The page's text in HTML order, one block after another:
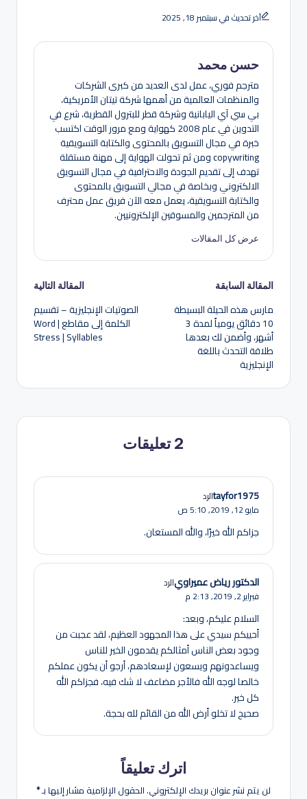
آخر تحديث في سبتمبر 18, 2025
حسن محمد
مترجم فوري، عمل لدى العديد من كبرى الشركات
والمنظمات العالمية من أهمها شركة تيتان الأمريكية،
بي سي آي اليابانية وشركة قطر للبترول القطرية، شرع في
التدوين في عام 2008 كهواية ومع مرور الوقت اكتسب
خبرة في مجال التسويق بالمحتوى والكتابة التسويقية
copywriting ومن ثم تحولت الهواية إلى مهنة مستقلة
تهدف إلى تقديم الجودة والاحترافية في مجال التسويق
الالكتروني وبخاصة في مجالي التسويق بالمحتوى
والكتابة التسويقية، يعمل معه الآن فريق عمل محترف
من المترجمين والمسوقين الإلكترونيين.
عرض كل المقالات
تصفّح
المقالات
المقالة السابقة
مارس هذه الحيلة البسيطة
10 دقائق يومياً لمدة 3
أشهر، وأضمن لك بعدها
طلاقة التحدث باللغة
الإنجليزية
المقالة التالية
الصوتيات الإنجليزية – تقسيم
الكلمة إلى مقاطع | Word
Stress | Syllables
2 تعليقات
tayfor1975الرد
مايو 12, 2019,
5:10 ص
جزاكم الله خيرًا، والله المستعان.
الدكتور رياض عميراويالرد
فبراير 2, 2019,
2:13 م
السلام عليكم، وبعد:
أحييكم سيدي على هذا المجهود العظيم، لقد عجبت من
وجود بعض الناس أمثالكم يقدمون الخير للناس
ويساعدونهم ويسعون لإسعادهم، أرجو أن يكون عملكم
خالصا لوجه الله فالأجر مضاعف لا شك فيه، فجزاكم الله
كل خير.
صحيح لا تخلو أرض الله من القائم لله بحجة.
اترك تعليقاً
لن يتم نشر عنوان بريدك الإلكتروني.الحقول الإلزامية مشار إليها بـ*